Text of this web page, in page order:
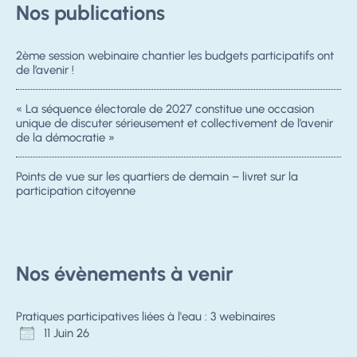
Nos publications
2ème session webinaire chantier les budgets participatifs ont
de l’avenir !
« La séquence électorale de 2027 constitue une occasion
unique de discuter sérieusement et collectivement de l’avenir
de la démocratie »
Points de vue sur les quartiers de demain – livret sur la
participation citoyenne
Nos évènements à venir
Pratiques participatives liées à l'eau : 3 webinaires
11 Juin 26